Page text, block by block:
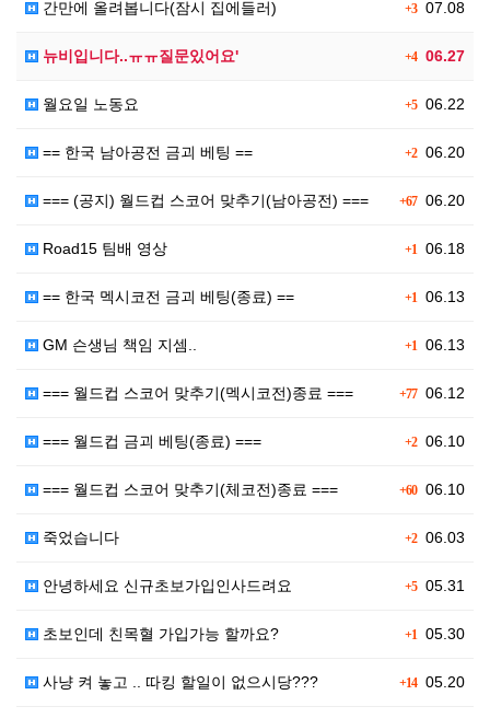
+307.08
간만에 올려봅니다(잠시 집에들러)
+406.27
뉴비입니다..ㅠㅠ질문있어요'
+506.22
월요일 노동요
+206.20
== 한국 남아공전 금괴 베팅 ==
+6706.20
=== (공지) 월드컵 스코어 맞추기(남아공전) ===
+1 06.18
Road15 팀배 영상
+1 06.13
== 한국 멕시코전 금괴 베팅(종료) ==
+1 06.13
GM 슨생님 책임 지셈..
+7706.12
=== 월드컵 스코어 맞추기(멕시코전)종료 ===
+206.10
=== 월드컵 금괴 베팅(종료) ===
+6006.10
=== 월드컵 스코어 맞추기(체코전)종료 ===
+206.03
죽었습니다
+505.31
안녕하세요 신규초보가입인사드려요
+1 05.30
초보인데 친목혈 가입가능 할까요?
+1405.20
사냥 켜 놓고 .. 따킹 할일이 없으시당???